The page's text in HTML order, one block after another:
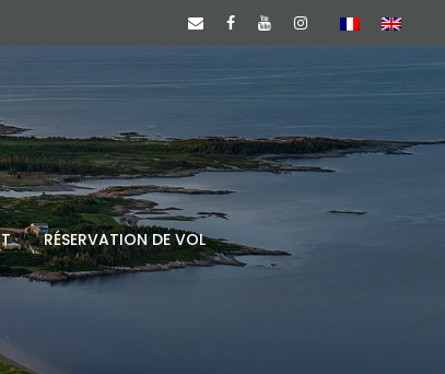
RÉSERVATION DE VOL